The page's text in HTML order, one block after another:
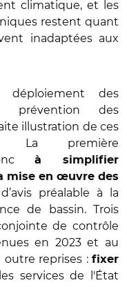
climatique, et les
restent quant
inadaptées aux
des
prévention des
illustration de ces
La première
à simplifier
mise en œuvre des
préalable à la
de bassin. Trois
de contrôle
en 2023 et au
reprises : fixer
services de l'État